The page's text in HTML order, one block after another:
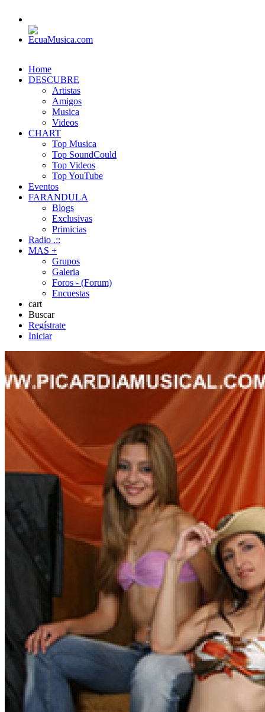
Home
DESCUBRE
Artistas
Amigos
Musica
Videos
CHART
Top Musica
Top SoundCould
Top Videos
Top YouTube
Eventos
FARANDULA
Blogs
Exclusivas
Primicias
Radio .::
MAS +
Grupos
Galeria
Foros - (Forum)
Encuestas
cart
Buscar
Regístrate
Iniciar